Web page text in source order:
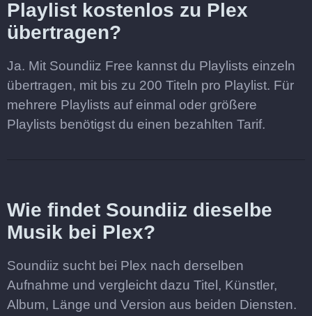
Playlist kostenlos zu Plex
übertragen?
Ja. Mit Soundiiz Free kannst du Playlists einzeln
übertragen, mit bis zu 200 Titeln pro Playlist. Für
mehrere Playlists auf einmal oder größere
Playlists benötigst du einen bezahlten Tarif.
Wie findet Soundiiz dieselbe
Musik bei Plex?
Soundiiz sucht bei Plex nach derselben
Aufnahme und vergleicht dazu Titel, Künstler,
Album, Länge und Version aus beiden Diensten.